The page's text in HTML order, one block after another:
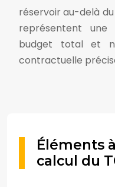
réservoir au-delà
représentent
budget total et
contractuelle
Éléments
calcul du